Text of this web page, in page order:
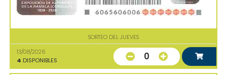
SORTEO DEL JUEVES
13/08/2026
4 DISPONIBLES 0